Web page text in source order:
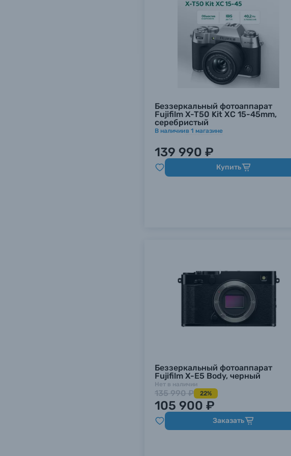
Беззеркальный фотоаппарат
Fujifilm X-T50 Kit XC 15-45mm,
серебристый
В наличиив 1 магазине
139 990 ₽
Купить
Беззеркальный фотоаппарат
Fujifilm X-E5 Body, черный
Нет в наличии
135 990 ₽ 22%
105 900 ₽
Заказать